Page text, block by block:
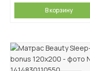
В корзину